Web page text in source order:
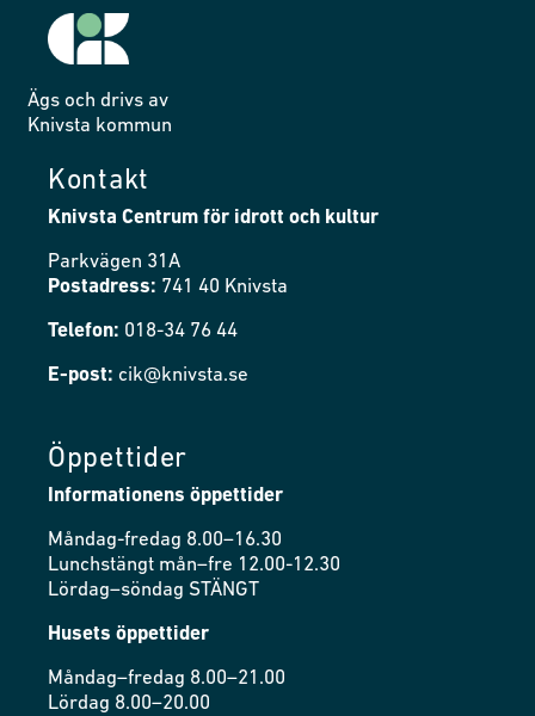
Ägs och drivs av
Knivsta kommun
Kontakt
Knivsta Centrum för idrott och kultur
Parkvägen 31A
Postadress: 741 40 Knivsta
Telefon: 018-34 76 44
E-post: cik@knivsta.se
Öppettider
Informationens öppettider
Måndag-fredag 8.00–16.30
Lunchstängt mån–fre 12.00-12.30
Lördag–söndag STÄNGT
Husets öppettider
Måndag–fredag 8.00–21.00
Lördag 8.00–20.00